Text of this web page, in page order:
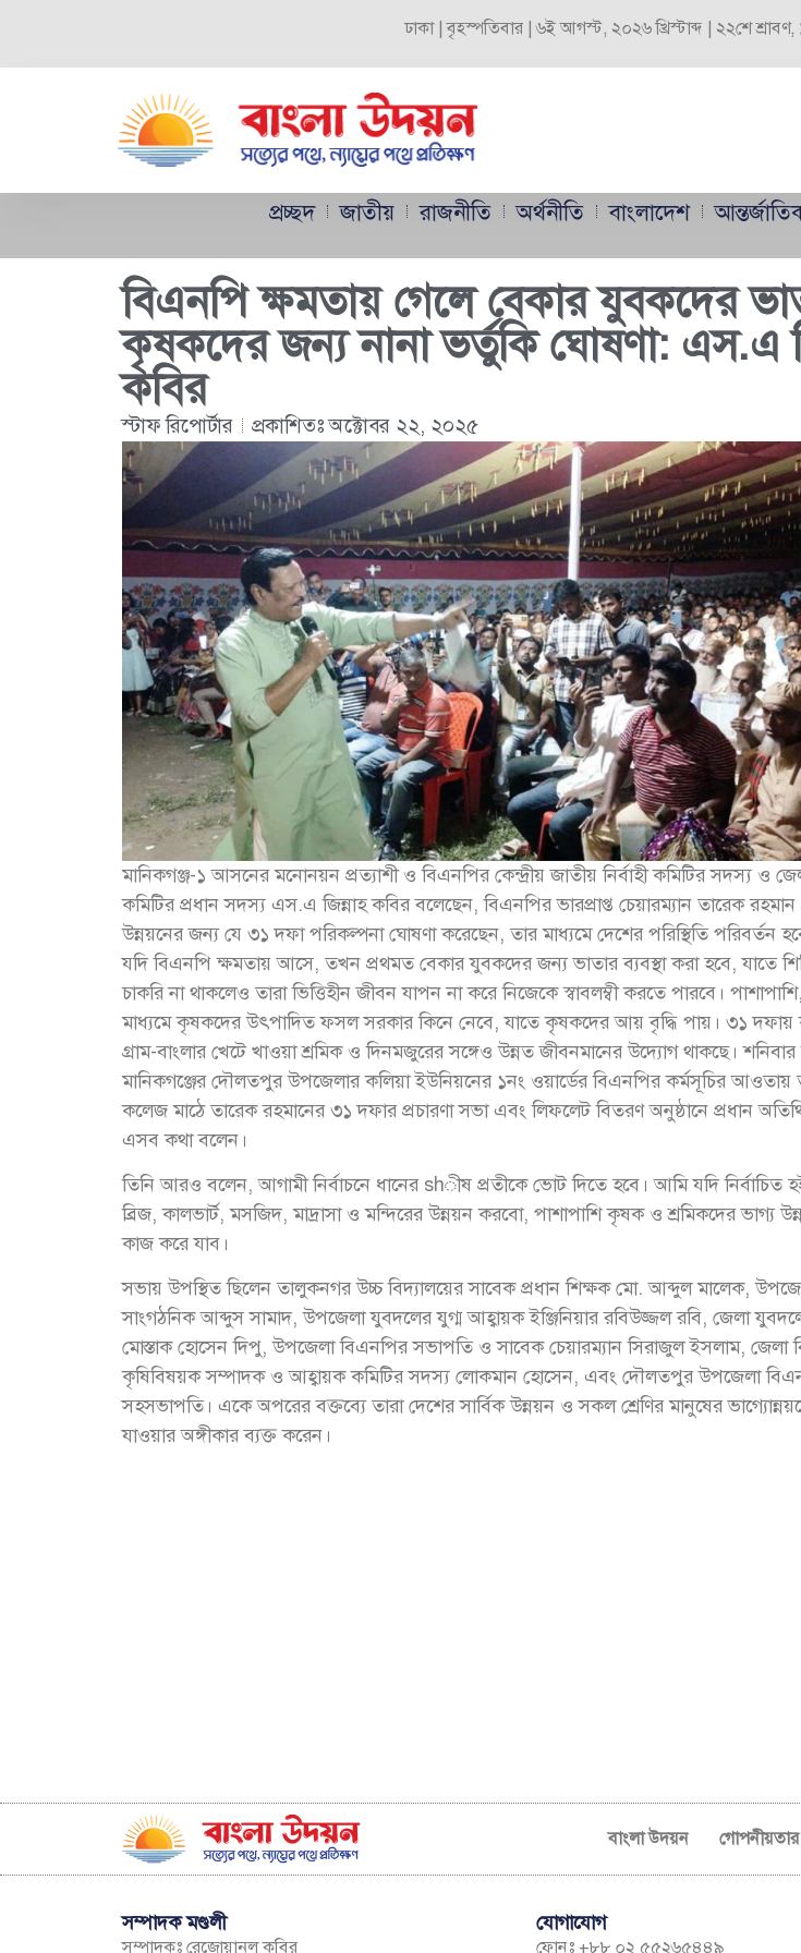
ঢাকা | বৃহস্পতিবার | ৬ই আগস্ট, ২০২৬ খ্রিস্টাব্দ | ২২শে
প্রচ্ছদ জাতীয় রাজনীতি অর্থনীতি বাংলাদেশ
বিএনপি ক্ষমতায় গেলে বেকার যুবকদের
কৃষকদের জন্য নানা ভর্তুকি ঘোষণা: এস.এ
কবির
স্টাফ রিপোর্টার প্রকাশিতঃঅক্টোবর ২২, ২০২৫
মানিকগঞ্জ-১ আসনের মনোনয়ন প্রত্যাশী ও বিএনপির কেন্দ্রীয় জাতীয় নির্বাহী কমিটির সদস্য ও
কমিটির প্রধান সদস্য এস.এ জিন্নাহ কবির বলেছেন, বিএনপির ভারপ্রাপ্ত চেয়ারম্যান তারেক রহমান
উন্নয়নের জন্য যে ৩১ দফা পরিকল্পনা ঘোষণা করেছেন, তার মাধ্যমে দেশের পরিস্থিতি পরিবর্তন
যদি বিএনপি ক্ষমতায় আসে, তখন প্রথমত বেকার যুবকদের জন্য ভাতার ব্যবস্থা করা হবে, যাতে
চাকরি না থাকলেও তারা ভিত্তিহীন জীবন যাপন না করে নিজেকে স্বাবলম্বী করতে পারবে। পাশাপাশি,
মাধ্যমে কৃষকদের উৎপাদিত ফসল সরকার কিনে নেবে, যাতে কৃষকদের আয় বৃদ্ধি পায়। ৩১
গ্রাম-বাংলার খেটে খাওয়া শ্রমিক ও দিনমজুরের সঙ্গেও উন্নত জীবনমানের উদ্যোগ থাকছে। শনিবার
মানিকগঞ্জের দৌলতপুর উপজেলার কলিয়া ইউনিয়নের ১নং ওয়ার্ডের বিএনপির কর্মসূচির আওতায়
কলেজ মাঠে তারেক রহমানের ৩১ দফার প্রচারণা সভা এবং লিফলেট বিতরণ অনুষ্ঠানে প্রধান
এসব কথা বলেন।
তিনি আরও বলেন, আগামী নির্বাচনে ধানের shীষ প্রতীকে ভোট দিতে হবে। আমি যদি নির্বাচিত
ব্রিজ, কালভার্ট, মসজিদ, মাদ্রাসা ও মন্দিরের উন্নয়ন করবো, পাশাপাশি কৃষক ও শ্রমিকদের ভাগ্য
কাজ করে যাব।
সভায় উপস্থিত ছিলেন তালুকনগর উচ্চ বিদ্যালয়ের সাবেক প্রধান শিক্ষক মো. আব্দুল মালেক,
সাংগঠনিক আব্দুস সামাদ, উপজেলা যুবদলের যুগ্ম আহ্বায়ক ইঞ্জিনিয়ার রবিউজ্জল রবি, জেলা
মোস্তাক হোসেন দিপু, উপজেলা বিএনপির সভাপতি ও সাবেক চেয়ারম্যান সিরাজুল ইসলাম, জেলা
কৃষিবিষয়ক সম্পাদক ও আহ্বায়ক কমিটির সদস্য লোকমান হোসেন, এবং দৌলতপুর উপজেলা
সহসভাপতি। একে অপরের বক্তব্যে তারা দেশের সার্বিক উন্নয়ন ও সকল শ্রেণির মানুষের
যাওয়ার অঙ্গীকার ব্যক্ত করেন।
বাংলা উদয়ন গোপনীয়তার
সম্পাদক মণ্ডলী
সম্পাদকঃ রেজোয়ানুল কবির
যোগাযোগ
ফোনঃ +৮৮ ০২ ৫৫২৬৫৪৪৯